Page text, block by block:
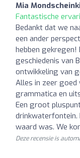
Mia
Fantastische
Bedankt dat we
een ander
hebben gekregen!
geschiedenis van
ontwikkeling van
Alles in zeer goed
grammatica en
Een groot
drinkwaterfontein.
waard was. We
Deze recensie is